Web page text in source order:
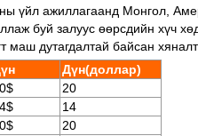
үйл ажиллагаанд Монгол,
буй залуус өөрсдийн хүч
дутагдалтай байсан
Дүн(доллар)
20
14
20